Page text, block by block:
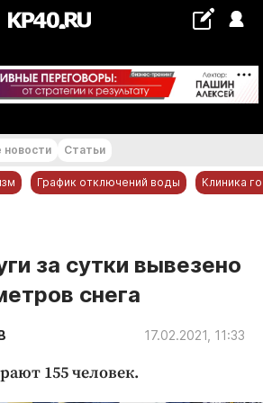
+30 °С
Статьи
График отключений воды Клиника
за сутки вывезено
снега
17.02.2021, 11:33
155 человек.